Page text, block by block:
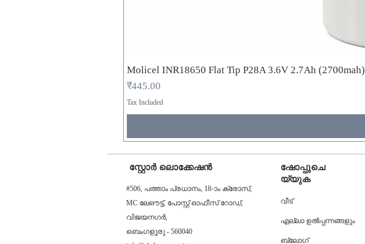
Molicel INR18650 Flat Tip P28A 3.6V 2.7Ah (2700mah)
Price
₹445.00
Tax Included
സ്റ്റോർ ലൊക്കേഷൻ
#506, പത്താം പ്രധാനം, 18-ാം ക്രോസ്,
MC ലേഔട്ട്, പോസ്റ്റ് ഓഫീസ് റോഡ്,
വിജയനഗർ,
ബെംഗളൂരു - 560040
ഷോപ്പുചെ
യ്യുക
വീട്
എല്ലാ ഉൽപ്പന്നങ്ങളും